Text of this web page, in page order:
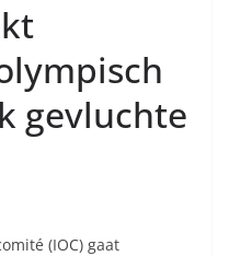
gevluchte
(IOC) gaat